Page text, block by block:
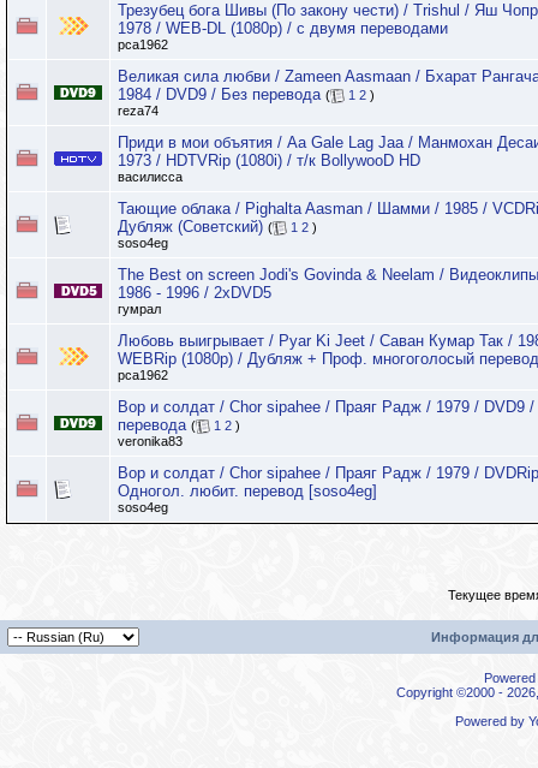
Трезубец бога Шивы (По закону чести) / Trishul / Яш
1978 / WEB-DL (1080p) / с двумя переводами
pca1962
Великая сила любви / Zameen Aasmaan / Бхарат
1984 / DVD9 / Без перевода ( 1 2 )
reza74
Приди в мои объятия / Aa Gale Lag Jaa / Манмохан
1973 / HDTVRip (1080i) / т/к BollywooD HD
василисса
Тающие облака / Pighalta Aasman / Шамми / 1985 /
Дубляж (Советский) ( 1 2 )
soso4eg
The Best on screen Jodi's Govinda & Neelam /
1986 - 1996 / 2хDVD5
гумрал
Любовь выигрывает / Pyar Ki Jeet / Саван Кумар Так /
WEBRip (1080p) / Дубляж + Проф. многоголосый перевод
pca1962
Вор и солдат / Chor sipahee / Праяг Радж / 1979 / DVD9 /
перевода ( 1 2 )
veronika83
Вор и солдат / Chor sipahee / Праяг Радж / 1979 /
Одногол. любит. перевод [soso4eg]
soso4eg
Текущее
Информация
Copyright ©2000 -
Powered by